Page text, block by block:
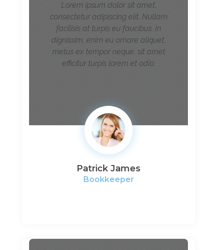
Lorem ipsum dolor sit amet,
consectetur adipiscing elit. Nullam
facilisis at turpis eu faucibus. In
dignissim, enim eu ornare aliquet,
metus ex tempor neque, sit amet
efficitur turpis lorem et odio.
Patrick James
Bookkeeper